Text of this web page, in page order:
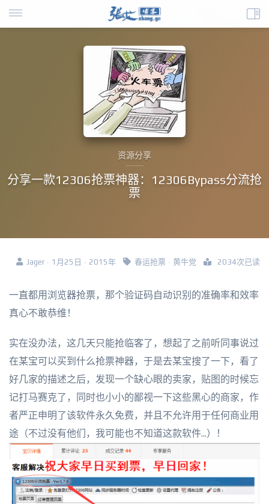
资源分享
分享一款12306抢票神器：12306Bypass分流抢
票
Jager · 1月25日 · 2015年 春运抢票 · 黄牛党 2034次已读
一直都用浏览器抢票，那个验证码自动识别的准确率和效率
真心不敢恭维！
实在没办法，这几天只能抢临客了，想起了之前听同事说过
在某宝可以买到什么抢票神器，于是去某宝搜了一下，看了
好几家的描述之后，发现一个缺心眼的卖家，贴图的时候忘
记打马赛克了，同时也小小的鄙视一下这些黑心的商家，作
者严正申明了该软件永久免费，并且不允许用于任何商业用
途（不过没有他们，我可能也不知道这款软件...）！